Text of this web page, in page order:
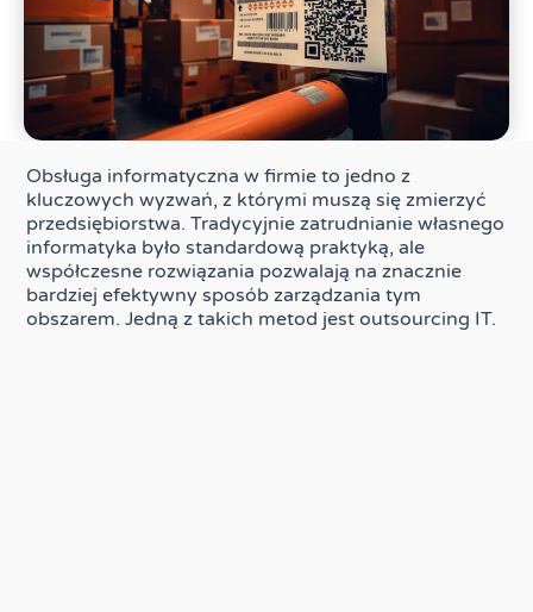
Obsługa informatyczna w firmie to jedno z
kluczowych wyzwań, z którymi muszą się zmierzyć
przedsiębiorstwa. Tradycyjnie zatrudnianie własnego
informatyka było standardową praktyką, ale
współczesne rozwiązania pozwalają na znacznie
bardziej efektywny sposób zarządzania tym
obszarem. Jedną z takich metod jest outsourcing IT.